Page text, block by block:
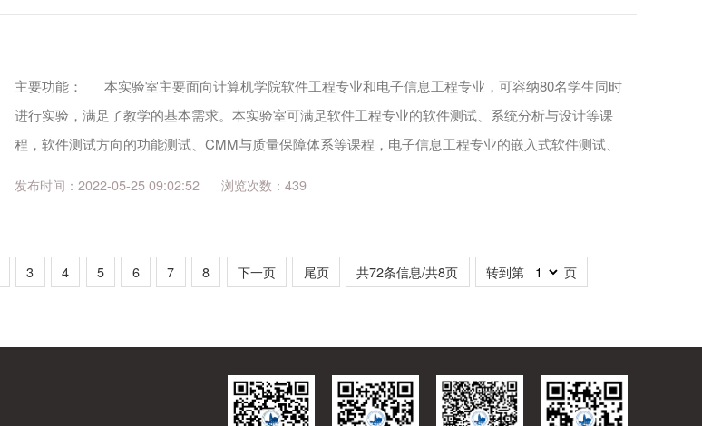
主要功能： 本实验室主要面向计算机学院软件工程专业和电子信息工程专业，可容纳80名学生同时
进行实验，满足了教学的基本需求。本实验室可满足软件工程专业的软件测试、系统分析与设计等课
程，软件测试方向的功能测试、CMM与质量保障体系等课程，电子信息工程专业的嵌入式软件测试、
发布时间：2022-05-25 09:02:52 439
3 4 5 6 7 8 下一页 尾页 共72条信息/共8页 转到第 页